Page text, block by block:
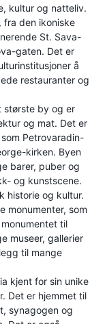
kultur og natteliv.
fra den ikoniske
St. Sava-
gaten. Det er
å
restauranter og
største by og er
og mat. Det er
Petrovaradin-
kirken. Byen
barer, puber og
og kunstscene.
historie og kultur.
monumenter, som
til
museer, gallerier
til mange
kjent for sin unike
Det er hjemmet til
synagogen og